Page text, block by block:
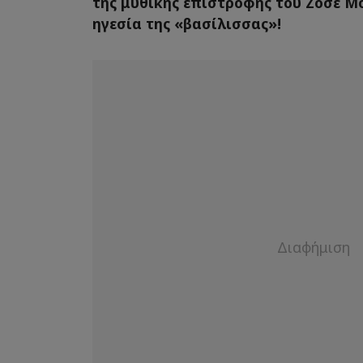
ηγεσία της «βασίλισσας»!